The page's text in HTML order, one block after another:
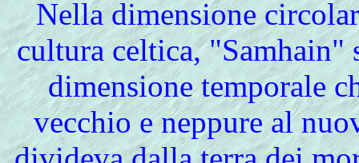
Nella dimensione
cultura celtica,
dimensione temporale
vecchio e neppure al